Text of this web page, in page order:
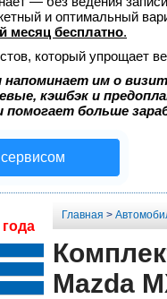
и оптимальный
месяц бесплатно.
который упрощает
им о
кэшбэк и
помогает больше
Главная >
Mazda